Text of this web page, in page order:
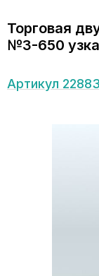
Торговая
№3-650
Артикул 22883